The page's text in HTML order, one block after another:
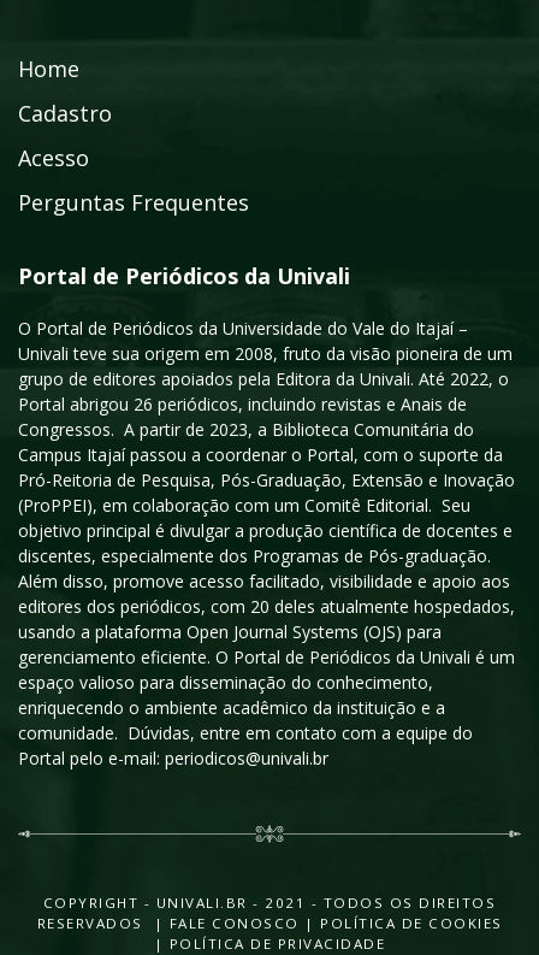
Home
Cadastro
Acesso
Perguntas Frequentes
Portal de Periódicos da Univali
O Portal de Periódicos da Universidade do Vale do Itajaí –
Univali teve sua origem em 2008, fruto da visão pioneira de um
grupo de editores apoiados pela Editora da Univali. Até 2022, o
Portal abrigou 26 periódicos, incluindo revistas e Anais de
Congressos. A partir de 2023, a Biblioteca Comunitária do
Campus Itajaí passou a coordenar o Portal, com o suporte da
Pró-Reitoria de Pesquisa, Pós-Graduação, Extensão e Inovação
(ProPPEI), em colaboração com um Comitê Editorial. Seu
objetivo principal é divulgar a produção científica de docentes e
discentes, especialmente dos Programas de Pós-graduação.
Além disso, promove acesso facilitado, visibilidade e apoio aos
editores dos periódicos, com 20 deles atualmente hospedados,
usando a plataforma Open Journal Systems (OJS) para
gerenciamento eficiente. O Portal de Periódicos da Univali é um
espaço valioso para disseminação do conhecimento,
enriquecendo o ambiente acadêmico da instituição e a
comunidade. Dúvidas, entre em contato com a equipe do
Portal pelo e-mail: periodicos@univali.br
COPYRIGHT - UNIVALI.BR - 2021 - TODOS OS DIREITOS
RESERVADOS |
FALE CONOSCO | POLÍTICA DE COOKIES
| POLÍTICA DE PRIVACIDADE